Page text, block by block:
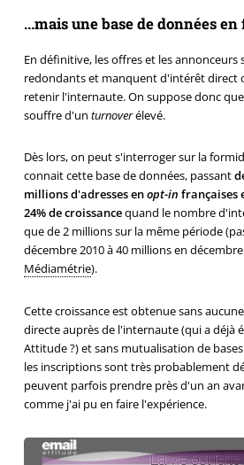
...mais une base de données
En définitive, les offres et les
redondants et manquent d'intérêt direct
retenir l'internaute. On suppose donc
souffre d'un turnoverélevé.
Dès lors, on peut s'interroger sur la
connait cette base de données, passant
millions d'adresses enopt-in françaises
24% de croissancequand le nombre
que de 2 millions sur la même période
décembre 2010 à 40 millions en
Médiamétrie).
Cette croissance est obtenue sans
directe auprès de l'internaute (qui a déjà
Attitude ?) et sans mutualisation de
les inscriptions sont très probablement
peuvent parfois prendre près d'un an
comme j'ai pu en faire l'expérience.